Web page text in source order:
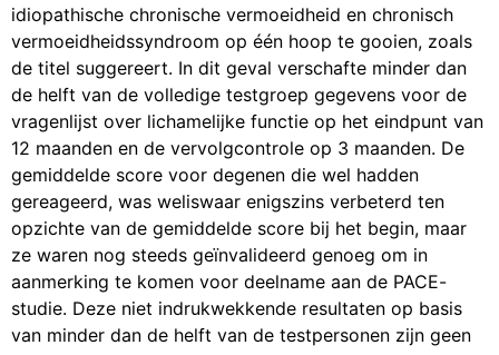
idiopathische chronische vermoeidheid en chronisch
vermoeidheidssyndroom op één hoop te gooien, zoals
de titel suggereert. In dit geval verschafte minder dan
de helft van de volledige testgroep gegevens voor de
vragenlijst over lichamelijke functie op het eindpunt van
12 maanden en de vervolgcontrole op 3 maanden. De
gemiddelde score voor degenen die wel hadden
gereageerd, was weliswaar enigszins verbeterd ten
opzichte van de gemiddelde score bij het begin, maar
ze waren nog steeds geïnvalideerd genoeg om in
aanmerking te komen voor deelname aan de PACE-
studie. Deze niet indrukwekkende resultaten op basis
van minder dan de helft van de testpersonen zijn geen